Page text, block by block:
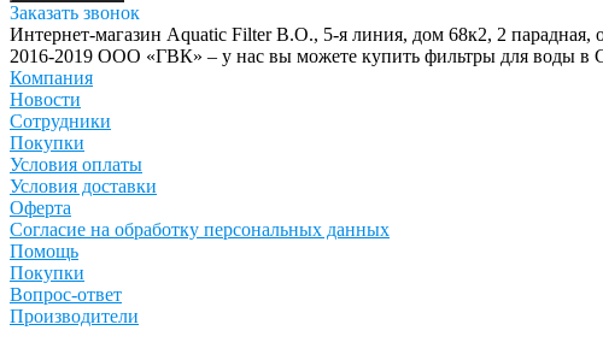
Заказать звонок
Интернет-магазин Aquatic Filter В.О., 5-я линия, дом 68к2, 2 парадная,
2016-2019 ООО «ГВК» – у нас вы можете купить фильтры для воды в
Компания
Новости
Сотрудники
Покупки
Условия оплаты
Условия доставки
Оферта
Согласие на обработку персональных данных
Помощь
Покупки
Вопрос-ответ
Производители